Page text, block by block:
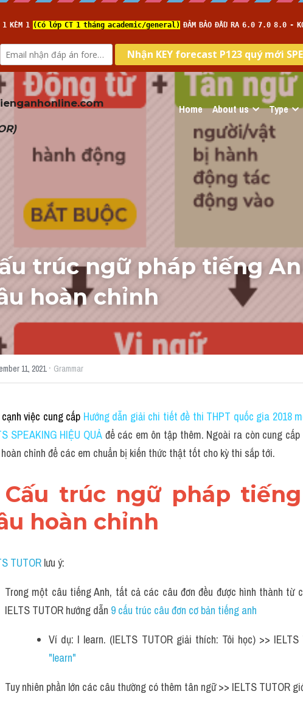
.com
)
Home About us Type
trúc ngữ pháp tiếng
hoàn chỉnh
11, 2021· Grammar
việc cung cấp Hướng dẫn giải chi tiết đề thi THPT quốc gia 2018
SPEAKING HIỆU QUẢ để các em ôn tập thêm. Ngoài ra còn cung
chỉnh để các em chuẩn bị kiến thức thật tốt cho kỳ thi sắp tới.
Cấu trúc ngữ pháp
hoàn chỉnh
TUTOR lưu ý:
Trong một câu tiếng Anh, tất cả các câu đơn đều được hình thành từ
IELTS TUTOR hướng dẫn 9 cấu trúc câu đơn cơ bản tiếng anh
Ví dụ: I learn. (IELTS TUTOR giải thích: Tôi học) >> IELTS
"learn"
Tuy nhiên phần lớn các câu thường có thêm tân ngữ >> IELTS TUTOR